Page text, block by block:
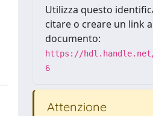
Utilizza questo
citare o creare un link
documento:
https://hdl.handle.net/
6
Attenzione